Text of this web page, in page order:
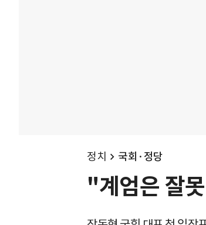
정치 국회·정당
"계엄은 잘